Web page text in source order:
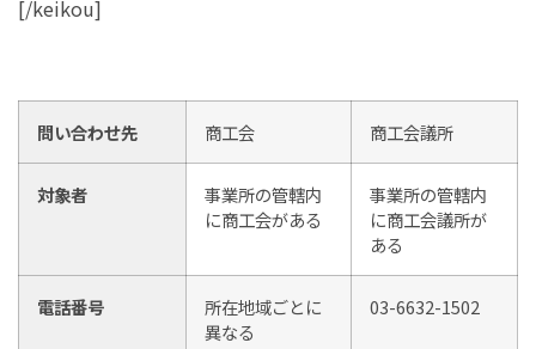
[/keikou]
問い合わせ先 商工会 商工会議所
対象者
事業所の管轄内
に商工会がある
事業所の管轄内
に商工会議所が
ある
電話番号
所在地域ごとに
異なる
03-6632-1502